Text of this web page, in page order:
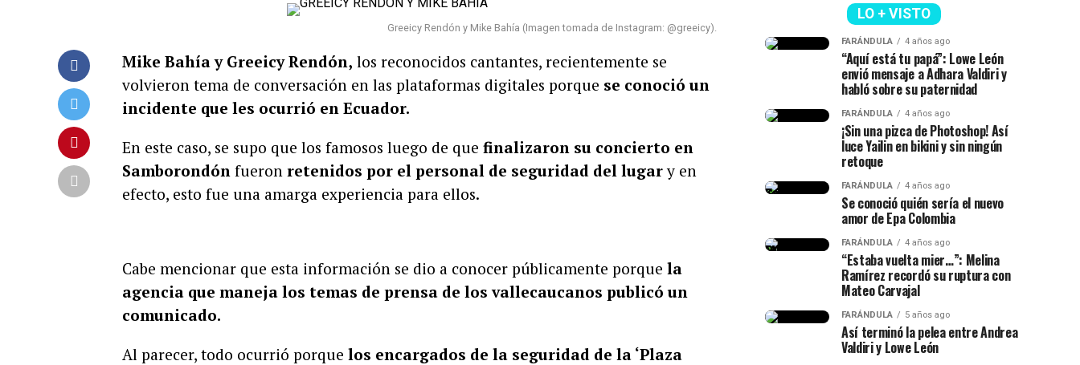
Greeicy Rendón y Mike Bahía (Imagen tomada de Instagram: @greeicy).
Mike Bahía y Greeicy Rendón, los reconocidos cantantes, recientemente se
volvieron tema de conversación en las plataformas digitales porque se conoció un
incidente que les ocurrió en Ecuador.
En este caso, se supo que los famosos luego de que finalizaron su concierto en
Samborondón fueron retenidos por el personal de seguridad del lugary en
efecto, esto fue una amarga experiencia para ellos.
Cabe mencionar que esta información se dio a conocer públicamente porque la
agencia que maneja los temas de prensa de los vallecaucanos publicó un
comunicado.
Al parecer, todo ocurrió porque los encargados de la seguridad de la ‘Plaza
LO + VISTO
FARÁNDULA 4 años ago
“Aquí está tu papá”: Lowe León
envió mensaje a Adhara Valdiri y
habló sobre su paternidad
FARÁNDULA 4 años ago
¡Sin una pizca de Photoshop! Así
luce Yailin en bikini y sin ningún
retoque
FARÁNDULA 4 años ago
Se conoció quién sería el nuevo
amor de Epa Colombia
FARÁNDULA 4 años ago
“Estaba vuelta mier…”: Melina
Ramírez recordó su ruptura con
Mateo Carvajal
FARÁNDULA 5 años ago
Así terminó la pelea entre Andrea
Valdiri y Lowe León